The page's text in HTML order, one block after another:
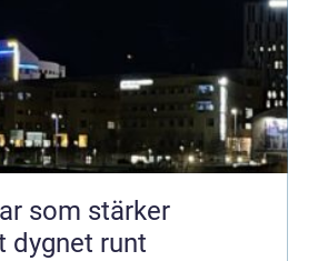
som stärker
dygnet runt